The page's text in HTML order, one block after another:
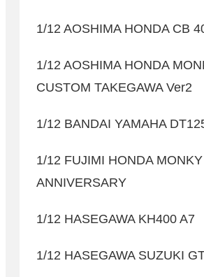
1/12 AOSHIMA HONDA CB
1/12 AOSHIMA HONDA
CUSTOM TAKEGAWA Ver2
1/12 BANDAI YAMAHA
1/12 FUJIMI HONDA
ANNIVERSARY
1/12 HASEGAWA KH400 A7
1/12 HASEGAWA SUZUKI